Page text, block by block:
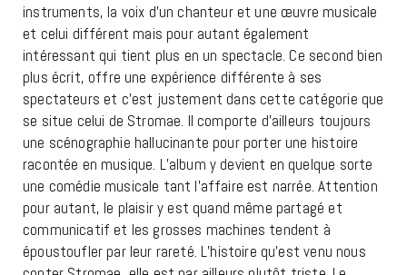
instruments, la voix d’un chanteur et une œuvre musicale
et celui différent mais pour autant également
intéressant qui tient plus en un spectacle. Ce second bien
plus écrit, offre une expérience différente à ses
spectateurs et c’est justement dans cette catégorie que
se situe celui de Stromae. Il comporte d’ailleurs toujours
une scénographie hallucinante pour porter une histoire
racontée en musique. L’album y devient en quelque sorte
une comédie musicale tant l’affaire est narrée. Attention
pour autant, le plaisir y est quand même partagé et
communicatif et les grosses machines tendent à
époustoufler par leur rareté. L’histoire qu’est venu nous